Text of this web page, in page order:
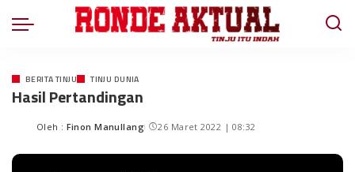
BERITA TINJU TINJU DUNIA
Hasil Pertandingan
Oleh : Finon Manullang 26 Maret 2022 | 08:32